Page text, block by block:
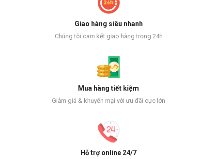
Giao hàng siêu nhanh
Chúng tôi cam kết giao hàng trong 24h
Mua hàng tiết kiệm
Giảm giá & khuyến mại với ưu đãi cực lớn
Hỗ trợ online 24/7